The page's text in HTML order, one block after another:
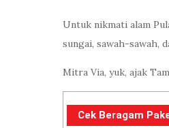
Untuk nikmati alam
sungai, sawah-sawah,
Mitra Via, yuk, ajak
Cek Beragam